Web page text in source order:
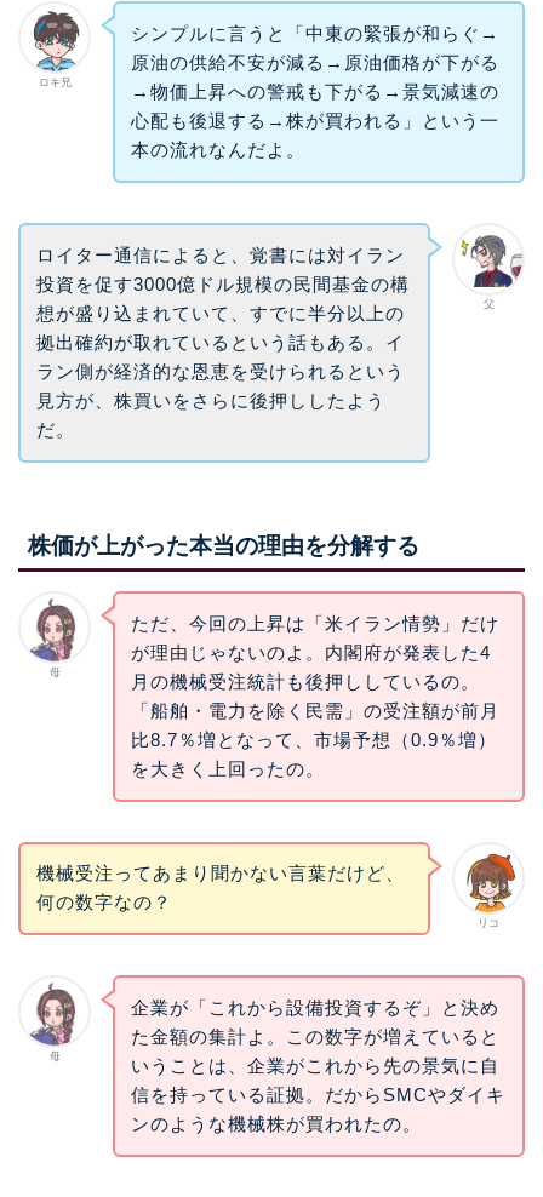
ロキ兄
シンプルに言うと「中東の緊張が和らぐ→
原油の供給不安が減る→原油価格が下がる
→物価上昇への警戒も下がる→景気減速の
心配も後退する→株が買われる」という一
本の流れなんだよ。
父
ロイター通信によると、覚書には対イラン
投資を促す3000億ドル規模の民間基金の構
想が盛り込まれていて、すでに半分以上の
拠出確約が取れているという話もある。イ
ラン側が経済的な恩恵を受けられるという
見方が、株買いをさらに後押ししたよう
だ。
株価が上がった本当の理由を分解する
母
ただ、今回の上昇は「米イラン情勢」だけ
が理由じゃないのよ。内閣府が発表した4
月の機械受注統計も後押ししているの。
「船舶・電力を除く民需」の受注額が前月
比8.7％増となって、市場予想（0.9％増）
を大きく上回ったの。
リコ
機械受注ってあまり聞かない言葉だけど、
何の数字なの？
母
企業が「これから設備投資するぞ」と決め
た金額の集計よ。この数字が増えていると
いうことは、企業がこれから先の景気に自
信を持っている証拠。だからSMCやダイキ
ンのような機械株が買われたの。